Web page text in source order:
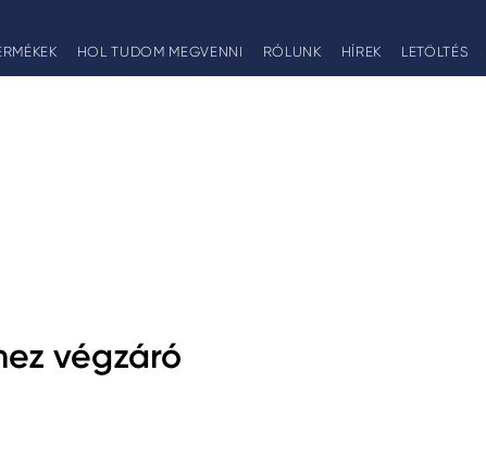
HOL TUDOM MEGVENNI RÓLUNK HÍREK LETÖLTÉS
végzáró